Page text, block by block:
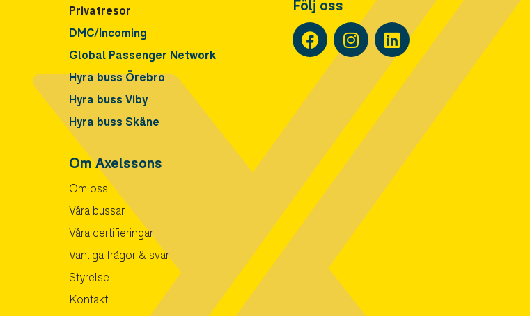
Privatresor
DMC/Incoming
Global Passenger Network
Hyra buss Örebro
Hyra buss Viby
Hyra buss Skåne
Om Axelssons
Om oss
Våra bussar
Våra certifieringar
Vanliga frågor & svar
Styrelse
Kontakt
Följ oss